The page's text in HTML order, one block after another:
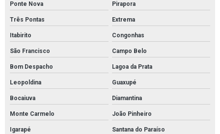
Válvula esfera alta pressão
Válvula esfera industrial
Absorvente industrial para petróleo e derivados
Absorvente para hidrocarbonetos
Absorvente para óleo e combustíveis
Ponte Nova Pirapora
Três Pontas Extrema
Itabirito Congonhas
São Francisco Campo Belo
Bom Despacho Lagoa da Prata
Leopoldina Guaxupé
Bocaiuva Diamantina
Monte Carmelo João Pinheiro
Igarapé Santana do Paraíso